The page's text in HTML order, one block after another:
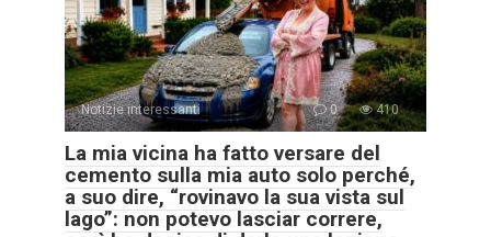
Notizie interessanti 0 410
La mia vicina ha fatto versare del
cemento sulla mia auto solo perché,
a suo dire, “rovinavo la sua vista sul
lago”: non potevo lasciar correre,